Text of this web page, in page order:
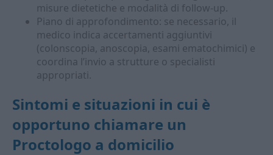
misure dietetiche e modalità di follow-up.
Piano di approfondimento: se necessario, il
medico indica accertamenti aggiuntivi
(colonscopia, anoscopia, esami ematochimici) e
coordina l’invio a strutture o specialisti
appropriati.
Sintomi e situazioni in cui è
opportuno chiamare un
Proctologo a domicilio